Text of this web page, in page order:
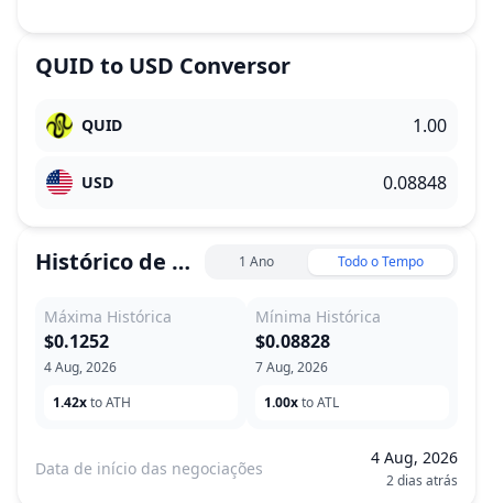
QUID to USD Conversor
QUID
USD
Histórico de Preço 1 Ano Todo o Tempo
Máxima Histórica
4 Aug, 2026
$0.1252
1.42xto ATH
Mínima Histórica
7 Aug, 2026
$0.08828
1.00xto ATL
Data de início das negociações
4 Aug, 2026
2 dias atrás